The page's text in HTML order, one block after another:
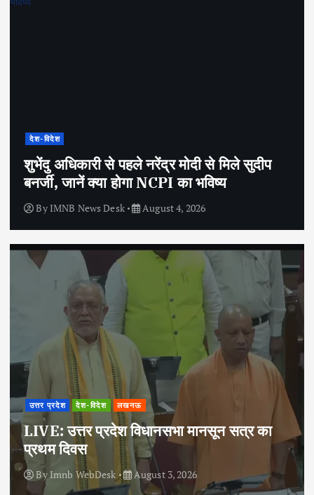
देश-विदेश
शुभेंदु अधिकारी से पहले नरेंद्र मोदी से मिले सुदीप
बनर्जी, जानें क्या होगा NCPI का भविष्य
By IMNB News Desk August 4, 2026
उत्तर प्रदेश देश-विदेश लखनऊ
LIVE: उत्तर प्रदेश विधानसभा मानसून सत्र का
प्रथम दिवस
ByImnb WebDesk August 3, 2026